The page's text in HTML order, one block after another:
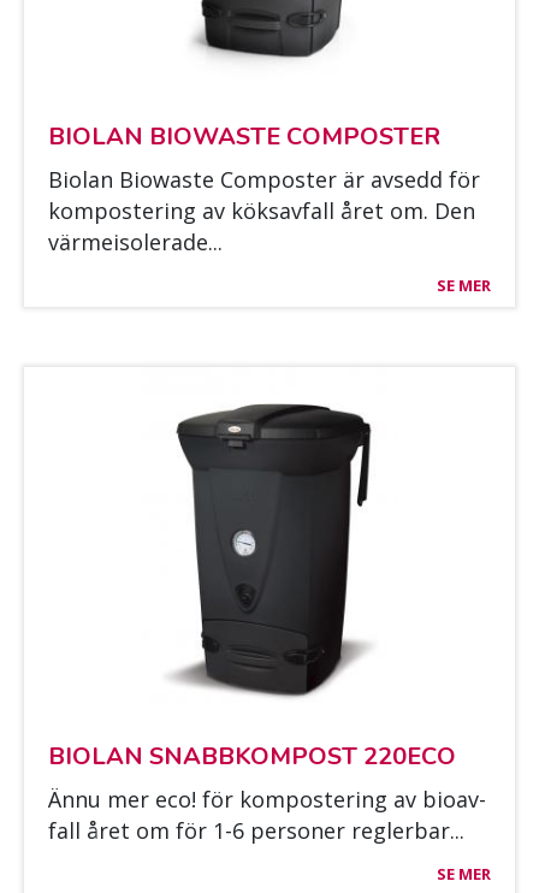
BIO­LAN BIOWAS­TE COM­POS­TER
Bio­lan Biowas­te Com­pos­ter är av­sedd för
kom­pos­te­ring av kök­sav­fall året om. Den
vär­mei­so­le­ra­de...
SE MER
BIO­LAN SNABB­KOM­POST 220ECO
Ännu mer eco! för kom­pos­te­ring av bio­av­
fall året om för 1-6 per­so­ner regler­bar...
SE MER